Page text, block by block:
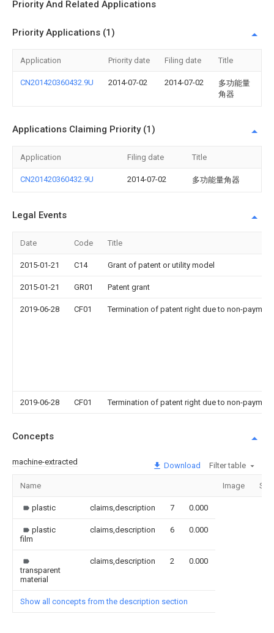
Priority And Related Applications
Priority Applications (1)
Application Priority date Filing date Title
CN201420360432.9U 2014-07-02 2014-07-02
多功能量
角器
Applications Claiming Priority (1)
Application Filing date Title
CN201420360432.9U 2014-07-02 多功能量角器
Legal Events
Date Code Title
2015-01-21 C14 Grant of patent or utility model
2015-01-21 GR01 Patent grant
2019-06-28 CF01 Termination of patent right due to non-
2019-06-28 CF01 Termination of patent right due to non-
Concepts
machine-extracted Download Filter table
Name Image
plastic claims,description 7 0.000
plastic
film
claims,description 6 0.000
transparent
material
claims,description 2 0.000
Show all concepts from the description section